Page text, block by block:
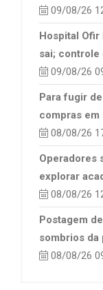
09/08/26
Hospital Ofir
sai; controle
09/08/26
Para fugir
compras
08/08/26
Operadores
explorar
08/08/26
Postagem
sombrios da
08/08/26